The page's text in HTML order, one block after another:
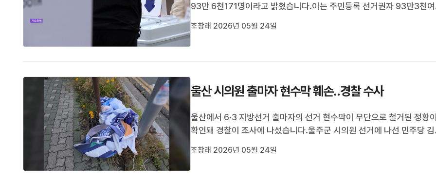
93만 6천171명이라고 밝혔습니다.이는 주민등록 선거권자 93만3천여
자입니다.4년 전 제8회 지방선거와 비교하면 5천여 명 줄었고, 지난해 대
조창래 2026년 05월 24일
울산 시의원 출마자 현수막 훼손‥경찰 수사
울산에서 6·3 지방선거 출마자의 선거 현수막이 무단으로 철거된 정황이
확인돼 경찰이 조사에 나섰습니다.울주군 시의원 선거에 나선 민주당 김
확인하고 경찰에 신고했다고 밝혔습니다.공직선거법상 선거 벽보나 현수
조창래 2026년 05월 24일